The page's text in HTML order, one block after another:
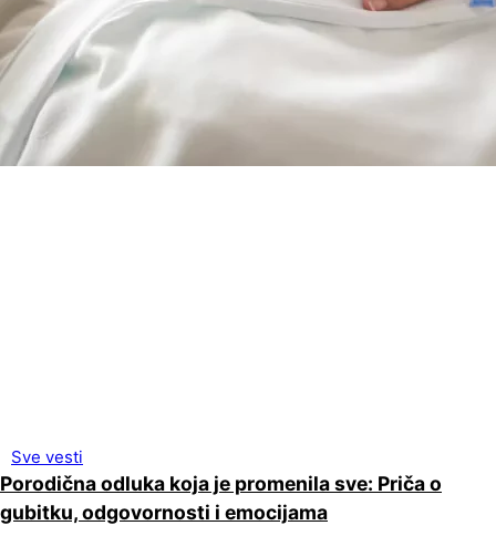
Sve vesti
Porodična odluka koja je promenila sve: Priča o
gubitku, odgovornosti i emocijama